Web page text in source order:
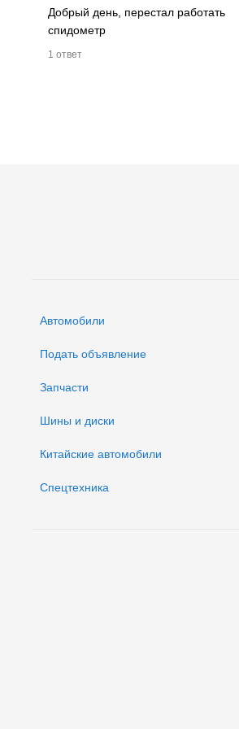
Добрый день, перестал работать
спидометр
1 ответ
Автомобили
Подать объявление
Запчасти
Шины и диски
Китайские автомобили
Спецтехника